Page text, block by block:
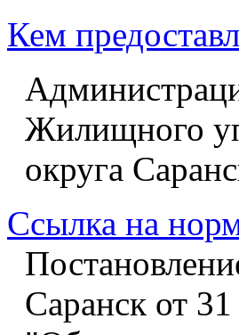
Кем
Жилищного
округа
Ссылка на
Саранск от